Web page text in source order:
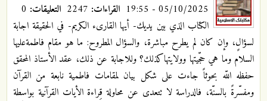
05/10/2025 - 19:55 القراءات: التعليقات:
الكتاب الذي بين يديك- أيها القارىء الكريم- في الحقيقة اجابة
لسؤالٍ، وإن كان لم يطرح مباشرة، والسؤال المطروح: ما هو مقام فاطمةعليها
السلام وما هي حجّيتها وولايتهاكذلك؟ وللاجابة عن ذلك، عقد الأستاذ المحقق
حفظه اللّه بحوثاً جاءت على شكل بيان لمقامات فاطمية نابعة من القرآن
ومفسّرةً بالسنّة، فالدراسة لا تتعدى عن محاولة قِراءة الأيات القرآنية بواسطة